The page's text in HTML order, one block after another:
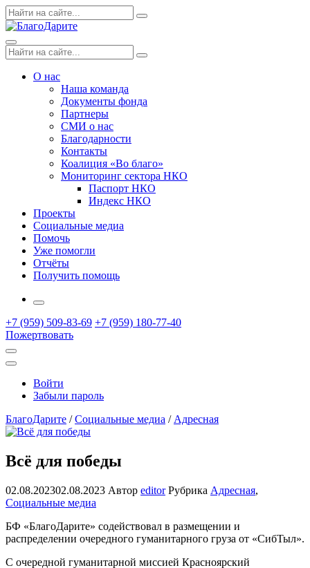
Skip
to
Поиск
по:
Search
Menu
Поиск
по:
Search
О нас
Наша команда
Документы фонда
Партнеры
СМИ о нас
Благодарности
Контакты
Коалиция «Во благо»
Мониторинг сектора НКО
Паспорт НКО
Индекс НКО
Проекты
Социальные медиа
Помочь
Уже помогли
Отчёты
Получить помощь
More
+7 (959) 509-83-69 +7 (959) 180-77-40
Пожертвовать
Открыть
поиск
Профиль
Войти
Забыли пароль
БлагоДарите /Социальные медиа / Адресная
Всё для победы
02.08.202302.08.2023 Автор editor Рубрика Адресная,
Социальные медиа
БФ «БлагоДарите» содействовал в размещении и
распределении очередного гуманитарного груза от «СибТыл».
С очередной гуманитарной миссией Красноярский